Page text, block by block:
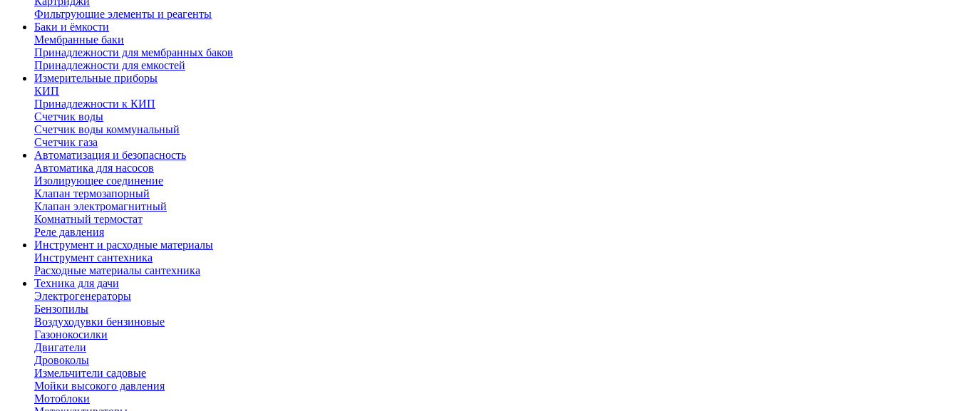
Фильтрующие элементы и реагенты
Баки и ёмкости
Мембранные баки
Принадлежности для мембранных баков
Принадлежности для емкостей
Измерительные приборы
КИП
Принадлежности к КИП
Счетчик воды
Счетчик воды коммунальный
Счетчик газа
Автоматизация и безопасность
Автоматика для насосов
Изолирующее соединение
Клапан термозапорный
Клапан электромагнитный
Комнатный термостат
Реле давления
Инструмент и расходные материалы
Инструмент сантехника
Расходные материалы сантехника
Техника для дачи
Электрогенераторы
Бензопилы
Воздуходувки бензиновые
Газонокосилки
Двигатели
Дровоколы
Измельчители садовые
Мойки высокого давления
Мотоблоки